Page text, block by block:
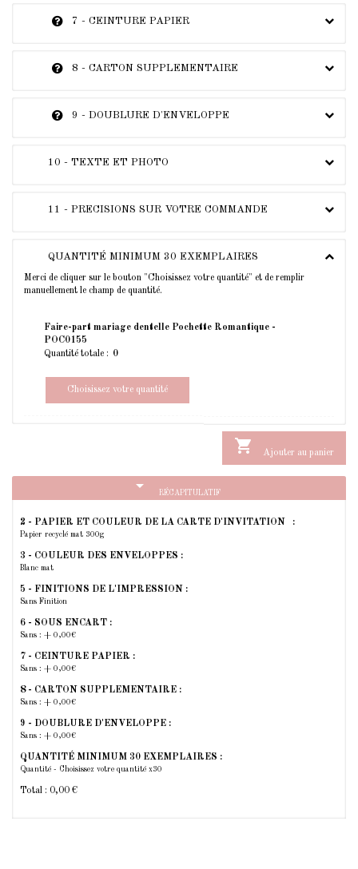
7 - CEINTURE PAPIER
8 - CARTON SUPPLEMENTAIRE
9 - DOUBLURE D'ENVELOPPE
10 - TEXTE ET PHOTO
11 - PRECISIONS SUR VOTRE COMMANDE
QUANTITÉ MINIMUM 30 EXEMPLAIRES
Merci de cliquer sur le bouton "Choisissez votre quantité" et de remplir
manuellement le champ de quantité.
Faire-part mariage dentelle Pochette Romantique -
POC0155
Quantité totale :
Choisissez votre quantité
 Ajouter au panier
arrow_drop_down RÉCAPITULATIF
2 - PAPIER ET COULEUR DE LA CARTE D'INVITATION :
Papier recyclé mat 300g
3 - COULEUR DES ENVELOPPES :
Blanc mat
5 - FINITIONS DE L'IMPRESSION :
Sans Finition
6 - SOUS ENCART :
Sans : + 0,00€
7 - CEINTURE PAPIER :
Sans : + 0,00€
8 - CARTON SUPPLEMENTAIRE :
Sans : + 0,00€
9 - DOUBLURE D'ENVELOPPE :
Sans : + 0,00€
QUANTITÉ MINIMUM 30 EXEMPLAIRES :
Quantité - Choisissez votre quantité x30
Total : 0,00 €